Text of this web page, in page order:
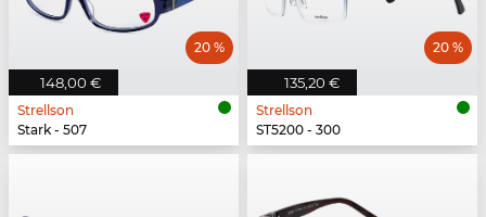
148,00 €
20 %
Strellson
Stark - 507
135,20 €
20 %
Strellson
ST5200 - 300